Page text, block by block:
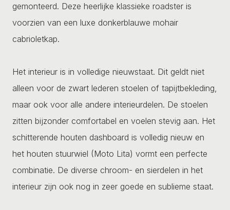
gemonteerd. Deze heerlijke klassieke roadster is
voorzien van een luxe donkerblauwe mohair
cabrioletkap.
Het interieur is in volledige nieuwstaat. Dit geldt niet
alleen voor de zwart lederen stoelen of tapijtbekleding,
maar ook voor alle andere interieurdelen. De stoelen
zitten bijzonder comfortabel en voelen stevig aan. Het
schitterende houten dashboard is volledig nieuw en
het houten stuurwiel (Moto Lita) vormt een perfecte
combinatie. De diverse chroom- en sierdelen in het
interieur zijn ook nog in zeer goede en sublieme staat.